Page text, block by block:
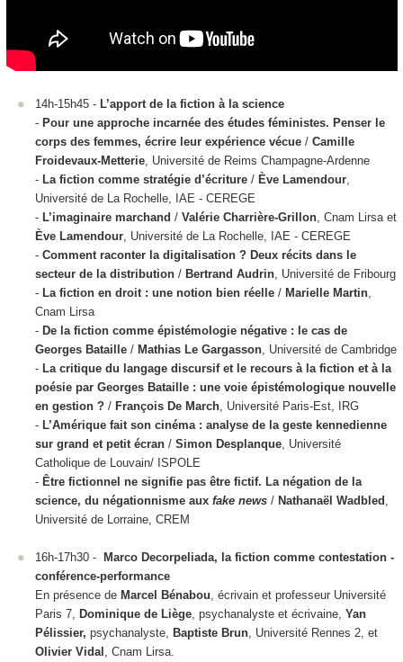
14h-15h45 - L’apport de la fiction à la science
- Pour une approche incarnée des études féministes. Penser le
corps des femmes, écrire leur expérience vécue / Camille
Froidevaux-Metterie , Université de Reims Champagne-Ardenne
- La fiction comme stratégie d’écriture / Ève Lamendour
Université de La Rochelle, IAE - CEREGE
- L’imaginaire marchand / Valérie Charrière-Grillon , Cnam Lirsa et
Ève Lamendour , Université de La Rochelle, IAE - CEREGE
- Comment raconter la digitalisation ? Deux récits dans le
secteur de la distribution / Bertrand Audrin , Université de Fribourg
- La fiction en droit : une notion bien réelle / Marielle Martin
Cnam Lirsa
- De la fiction comme épistémologie négative : le cas de
Georges Bataille / Mathias Le Gargasson , Université de Cambridge
- La critique du langage discursif et le recours à la fiction et à la
poésie par Georges Bataille : une voie épistémologique nouvelle
en gestion ? / François De March , Université Paris-Est, IRG
- L’Amérique fait son cinéma : analyse de la geste kennedienne
sur grand et petit écran / Simon Desplanque , Université
Catholique de Louvain/ ISPOLE
- Être fictionnel ne signifie pas être fictif. La négation de la
science, du négationnisme aux fake news / Nathanaël Wadbled
Université de Lorraine, CREM
16h-17h30 -
Marco Decorpeliada, la fiction comme contestation -
conférence-performance
En présence de Marcel Bénabou , écrivain et professeur Université
Paris 7,
Dominique de Liège , psychanalyste et écrivaine, Yan
Pélissier, psychanalyste, Baptiste Brun , Université Rennes 2, et
Olivier Vidal
, Cnam Lirsa.